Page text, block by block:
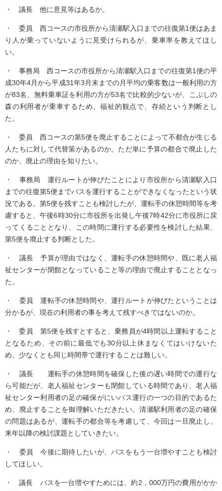
・ 議長 他に意見等はあるか。
・ 委員 西コースの市役所から清瀬駅入口までの往復第1便はあま
り人が乗っていないように見受けられるが、乗車率を教えてほし
い。
・ 事務局 西コースの市役所から清瀬駅入口までの往復第1便の平
成30年4月から平成31年3月末までの月平均の乗客数は一般利用の方
が83名、無料乗車証を利用の方が53名で比較的少ないが、こぶしの
森の利用者が乗車するため、福祉的観点で、存続という判断とし
た。
・ 委員 西コースの第5便を廃止することによって不都合が生じる
人たちに対して代替策があるのか。ただ単に予算の都合で廃止した
のか、廃止の理由を知りたい。
・ 事務局 運行ルートが伸びたことにより市役所から清瀬駅入口
までの往復第5便までバスを運行することができなくなったという状
況である。第5便を残すことも検討したが、運転手の休憩時間等を考
慮すると、午後6時30分に市役所を出発し午後7時42分に市役所に戻
ってくることとなり、この時間に運行する必要性を検討した結果、
第5便を廃止する判断とした。
・ 議長 予算が理由ではなく、運転手の休憩時間や、既に老人福
祉センターが閉館となっていること等の理由で廃止することとなっ
た。
・ 委員 運転手の休憩時間や、運行ルートが伸びたということは
分かるが、現在の利用者の事を考えて残すべきではないのか。
・ 委員 第5便を残すとすると、乗務員が4時間以上運転すること
となるため、その前に最低でも30分以上休まなくてはいけないた
め、少なくとも同じ時間帯で運行することは難しい。
・ 議長 運転手の休憩時間を確保した後の遅い時間での運行な
ら可能だが、老人福祉センターも閉館している時間であり、老人福
祉センター利用者の足の確保がにいバス運行の一つの目的であるた
め、廃止することを御理解いただきたい。清瀬駅利用者の足の確保
の問題はあるが、運転手の都合等を考慮して、今回は一旦廃止し、
来年以降の検討課題としていきたい。
・ 委員 今後に期待したいが、バスをもう一台増やすことも検討
してほしい。
・ 議長 バスを一台増やすためには、約2，000万円の費用がかか